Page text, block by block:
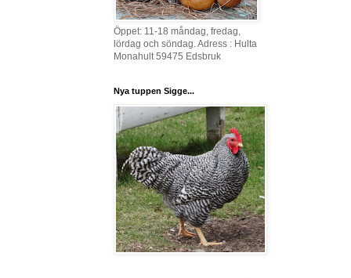
Öppet: 11-18 måndag, fredag,
lördag och söndag. Adress : Hulta
Monahult 59475 Edsbruk
Nya tuppen Sigge...